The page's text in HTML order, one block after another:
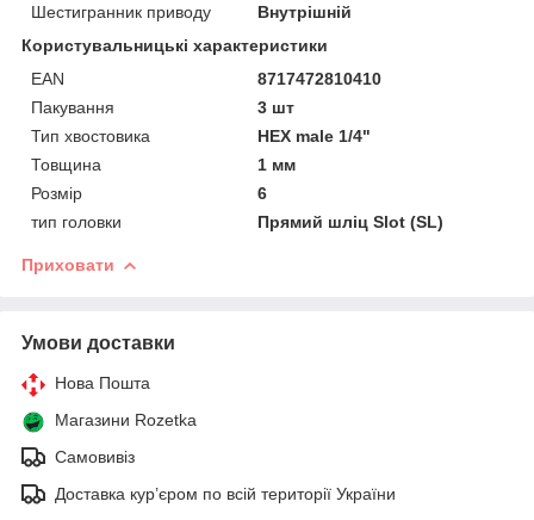
Шестигранник приводу
Внутрішній
Користувальницькі характеристики
EAN
8717472810410
Пакування
3 шт
Тип хвостовика
HEX male 1/4"
Товщина
1 мм
Розмір
6
тип головки
Прямий шліц Slot (SL)
Приховати
Умови доставки
Нова Пошта
Магазини Rozetka
Самовивіз
Доставка кур’єром по всій території України